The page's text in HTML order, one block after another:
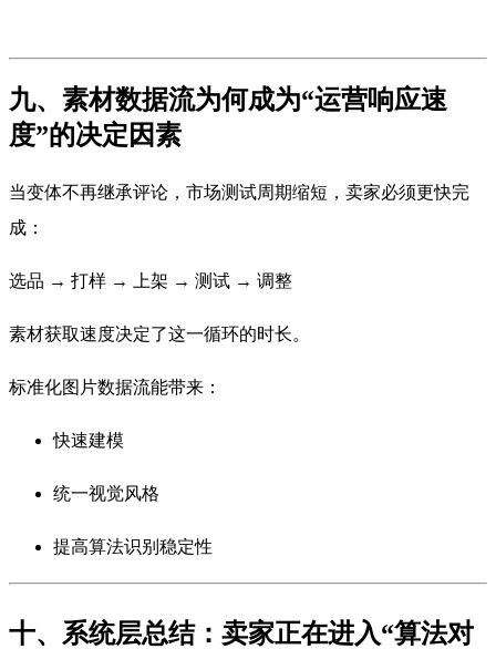
九、素材数据流为何成为“运营响应速
度”的决定因素
当变体不再继承评论，市场测试周期缩短，卖家必须更快完
成：
选品 → 打样 → 上架 → 测试 → 调整
素材获取速度决定了这一循环的时长。
标准化图片数据流能带来：
快速建模
统一视觉风格
提高算法识别稳定性
十、系统层总结：卖家正在进入“算法对